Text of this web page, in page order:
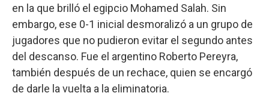
en la que brilló el egipcio Mohamed Salah. Sin
embargo, ese 0-1 inicial desmoralizó a un grupo de
jugadores que no pudieron evitar el segundo antes
del descanso. Fue el argentino Roberto Pereyra,
también después de un rechace, quien se encargó
de darle la vuelta a la eliminatoria.